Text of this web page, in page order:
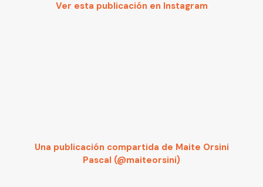
Ver esta publicación en Instagram
Una publicación compartida de Maite Orsini
Pascal (@maiteorsini)